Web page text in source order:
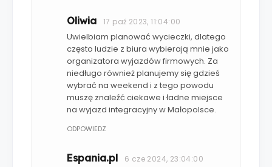
Oliwia 17 paź 2023, 11:04:00
Uwielbiam planować wycieczki, dlatego
często ludzie z biura wybierają mnie jako
organizatora wyjazdów firmowych. Za
niedługo również planujemy się gdzieś
wybrać na weekend i z tego powodu
muszę znaleźć ciekawe i ładne miejsce
na wyjazd integracyjny w Małopolsce.
ODPOWIEDZ
Espania.pl 6 cze 2024, 23:04:00